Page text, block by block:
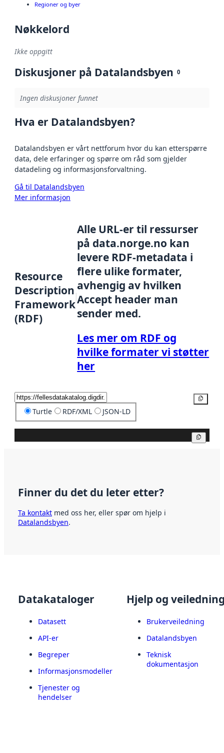
Regioner og byer
Nøkkelord
Ikke oppgitt
Diskusjoner på Datalandsbyen 0
Ingen diskusjoner funnet
Hva er Datalandsbyen?
Datalandsbyen er vårt nettforum hvor du kan etterspørre
data, dele erfaringer og spørre om råd som gjelder
datadeling og informasjonsforvaltning.
Gå til Datalandsbyen
Mer informasjon
Resource
Description
Framework
(RDF)
Alle URL-er til ressurser
på data.norge.no kan
levere RDF-metadata i
flere ulike formater,
avhengig av hvilken
Accept header man
sender med.
Les mer om RDF og
hvilke formater vi støtter
her
Turtle RDF/XML JSON-LD
Finner du det du leter etter?
Ta kontakt med oss her, eller spør om hjelp i
Datalandsbyen.
Datakataloger
Datasett
API-er
Begreper
Informasjonsmodeller
Tjenester og
hendelser
Hjelp og
Brukerveiledning
Datalandsbyen
Teknisk
dokumentasjon